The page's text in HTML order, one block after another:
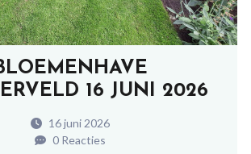
16 JUNI 2026
16 juni 2026
0 Reacties